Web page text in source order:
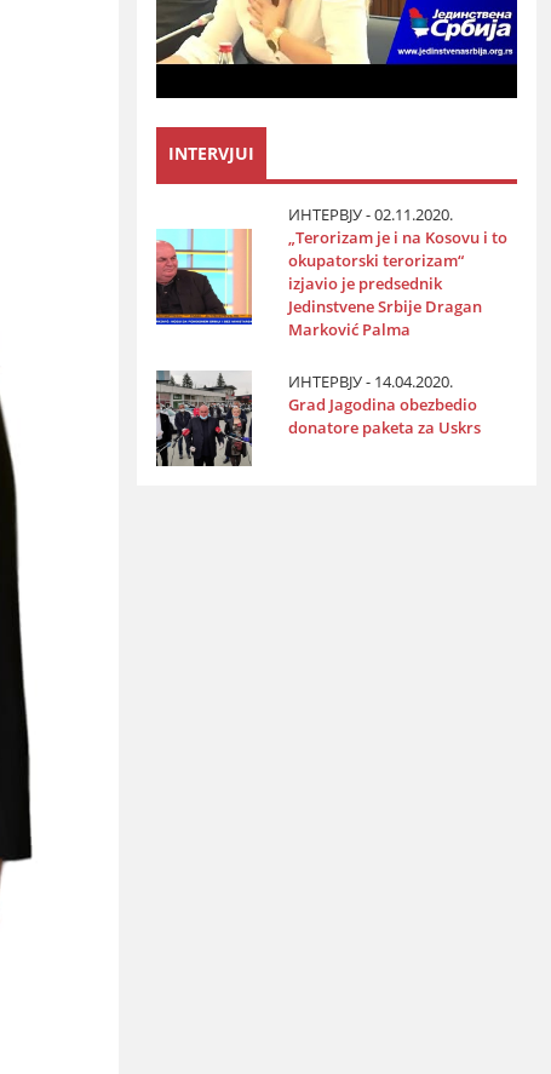
INTERVJUI
ИНТЕРВЈУ - 02.11.2020.
„Terorizam јe i na Kosovu i to
okupatorski terorizam“
izјavio јe predsednik
Јedinstvene Srbiјe Dragan
Marković Palma
ИНТЕРВЈУ - 14.04.2020.
Grad Јagodina obezbedio
donatore paketa za Uskrs